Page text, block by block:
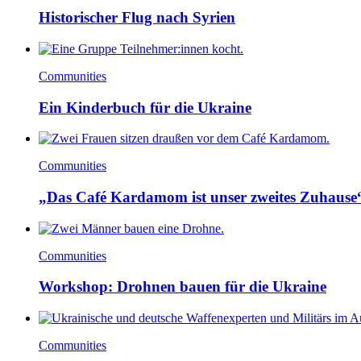
Historischer Flug nach Syrien
Communities
Ein Kinderbuch für die Ukraine
Communities
„Das Café Kardamom ist unser zweites
Communities
Workshop: Drohnen bauen für die Ukraine
Communities